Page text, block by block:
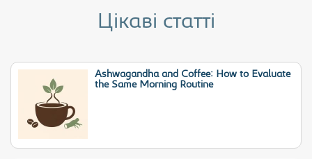
Цікаві статті
Ashwagandha and Coffee: How to Evaluate
the Same Morning Routine